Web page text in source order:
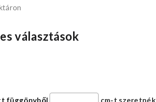
választások
függönyből cm-t szeretnék